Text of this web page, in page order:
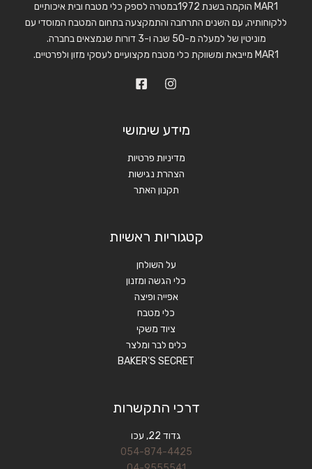
MAR1 הוקמה בשנת 1972במטרה לספק כלי מטבח ובית איכותיים
ללקוחותיה, עם השנים התרחבה והתמקצעה בתחום המטבח המוסדי עם
מוניטין של למעלה מ-50 שנה ו-3 דורות שנמצאים בחברה.
MAR1 מייבאת ומשווקת כלי מטבח מקצועיים לעסקי מזון ולפרטיים.
מידע שימושי
מדיניות פרטיות
הצהרת נגישות
תקנון האתר
קטגוריות ראשיות
על השולחן
כלי הגשה ומזנון
אפייה ופיצה
כלי מטבח
ציוד משקי
כלים לבר ומלצר
BAKER'S SECRET
דרכי התקשרות
גדוד 22, עכו
054-874-4425